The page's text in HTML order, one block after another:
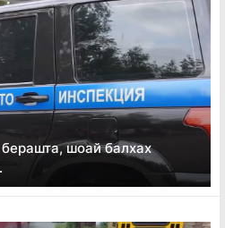
шоай балхах